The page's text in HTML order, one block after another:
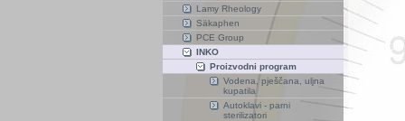
Lamy Rheology
Säkaphen
PCE Group
INKO
Proizvodni program
Vodena, pješčana, uljna
kupatila
Autoklavi - parni
sterilizatori